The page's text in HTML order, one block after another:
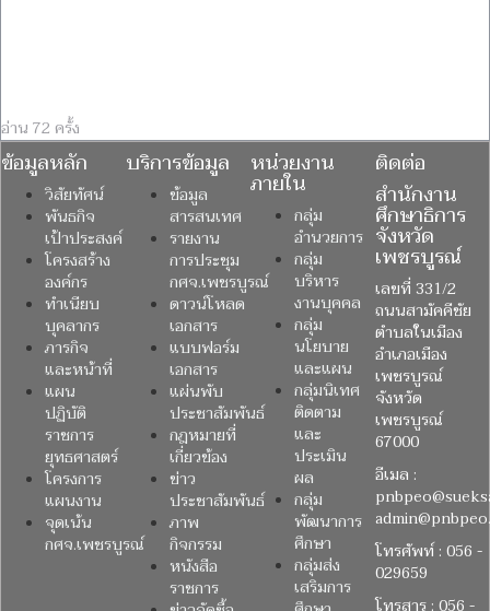
อ่าน 72 ครั้ง
ข้อมูลหลัก
วิสัยทัศน์
พันธกิจ
เป้าประสงค์
โครงสร้าง
องค์กร
ทำเนียบ
บุคลากร
ภารกิจ
และหน้าที่
แผน
ปฏิบัติ
ราชการ
ยุทธศาสตร์
โครงการ
แผนงาน
จุดเน้น
กศจ.เพชรบูรณ์
บริการข้อมูล
ข้อมูล
สารสนเทศ
รายงาน
การประชุม
กศจ.เพชรบูรณ์
ดาวน์โหลด
เอกสาร
แบบฟอร์ม
เอกสาร
แผ่นพับ
ประชาสัมพันธ์
กฎหมายที่
เกี่ยวข้อง
ข่าว
ประชาสัมพันธ์
ภาพ
กิจกรรม
หนังสือ
ราชการ
หน่วยงาน
ภายใน
กลุ่ม
อำนวยการ
กลุ่ม
บริหาร
งานบุคคล
กลุ่ม
นโยบาย
และแผน
กลุ่มนิเทศ
ติดตาม
และ
ประเมิน
ผล
กลุ่ม
พัฒนาการ
ศึกษา
กลุ่มส่ง
เสริมการ
ติดต่อ
สำนักงาน
ศึกษาธิการ
จังหวัด
เพชรบูรณ์
เลขที่ 331/2
ถนนสามัคคีชัย
ตำบลในเมือง
อำเภอเมือง
เพชรบูรณ์
จังหวัด
เพชรบูรณ์
67000
อีเมล :
โทรศัพท์ : 056 -
029659
โทรสาร : 056 -